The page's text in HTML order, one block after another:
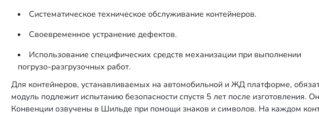
Систематическое техническое обслуживание контейнеров.
Своевременное устранение дефектов.
Использование специфических средств механизации при выполнении
погрузо-разгрузочных работ.
Для контейнеров, устанавливаемых на автомобильной и ЖД платформе,
модуль подлежит испытанию безопасности спустя 5 лет после
Конвенции озвучены в Шильде при помощи знаков и символов. На каждом